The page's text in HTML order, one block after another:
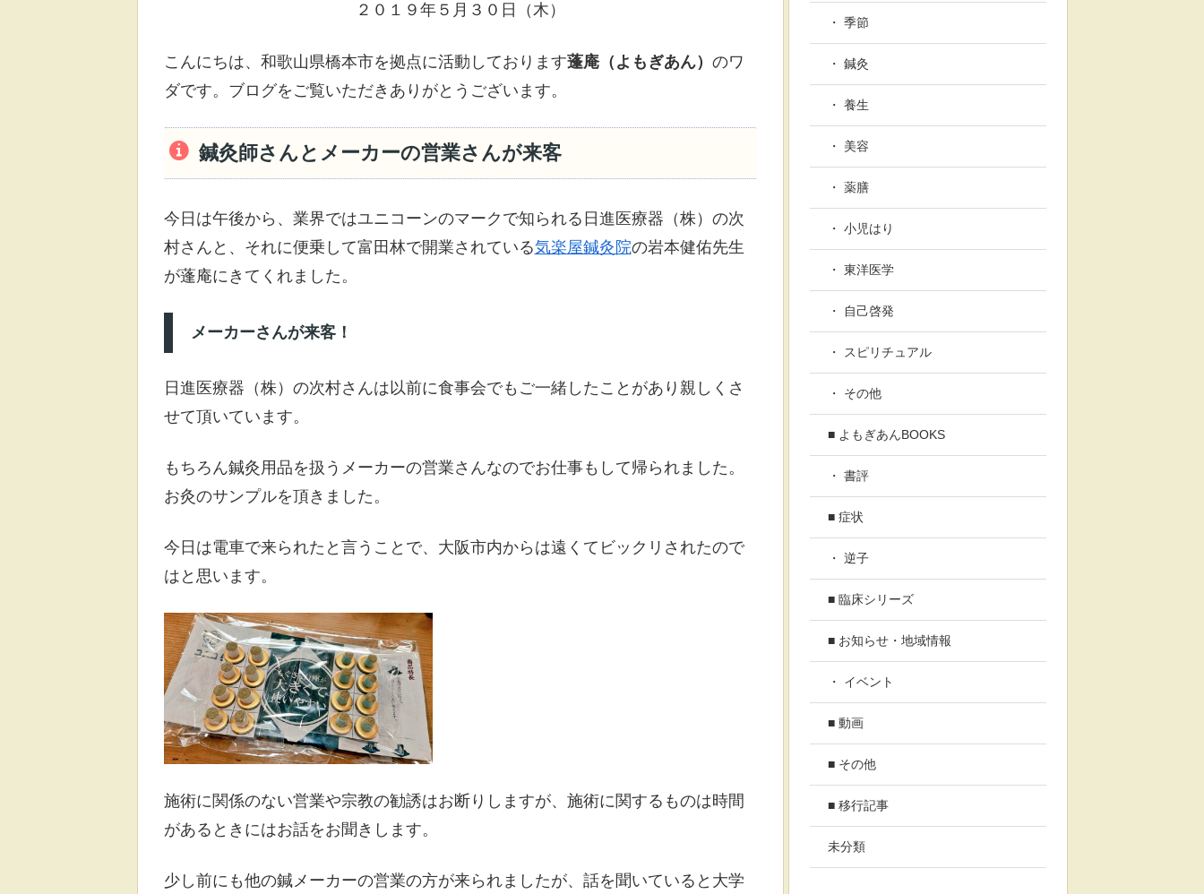
２０１９年５月３０日（木）
こんにちは、和歌山県橋本市を拠点に活動しております蓬庵（よもぎあん） のワ
ダです。ブログをご覧いただきありがとうございます。
鍼灸師さんとメーカーの営業さんが来客
今日は午後から、業界ではユニコーンのマークで知られる日進医療器（株）の次
村さんと、それに便乗して富田林で開業されている気楽屋鍼灸院の岩本健佑先生
が蓬庵にきてくれました。
メーカーさんが来客！
日進医療器（株）の次村さんは以前に食事会でもご一緒したことがあり親しくさ
せて頂いています。
もちろん鍼灸用品を扱うメーカーの営業さんなのでお仕事もして帰られました。
お灸のサンプルを頂きました。
今日は電車で来られたと言うことで、大阪市内からは遠くてビックリされたので
はと思います。
施術に関係のない営業や宗教の勧誘はお断りしますが、施術に関するものは時間
があるときにはお話をお聞きします。
少し前にも他の鍼メーカーの営業の方が来られましたが、話を聞いていると大学
・ 季節
・ 鍼灸
・ 養生
・ 美容
・ 薬膳
・ 小児はり
・ 東洋医学
・ 自己啓発
・ スピリチュアル
・ その他
■ よもぎあんBOOKS
・ 書評
■ 症状
・ 逆子
■ 臨床シリーズ
■ お知らせ・地域情報
・ イベント
■ 動画
■ その他
■ 移行記事
未分類